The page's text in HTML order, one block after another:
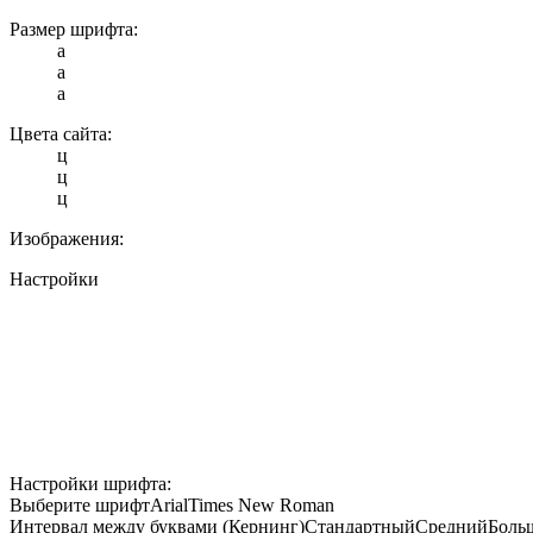
Размер шрифта:
a
a
a
Цвета сайта:
ц
ц
ц
Изображения:
Настройки
Настройки шрифта:
Выберите шрифтArialTimes New Roman
Интервал между буквами (Кернинг)СтандартныйСредний